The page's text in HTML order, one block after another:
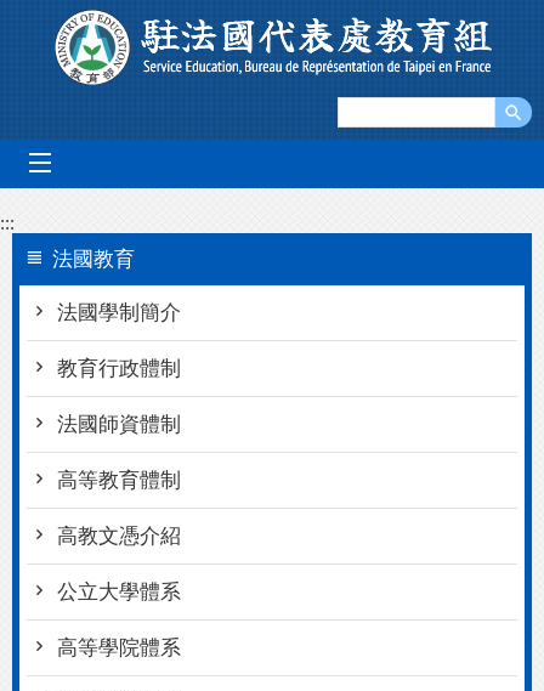
跳到主要內容區塊
:::
法國教育
法國學制簡介
教育行政體制
法國師資體制
高等教育體制
高教文憑介紹
公立大學體系
高等學院體系